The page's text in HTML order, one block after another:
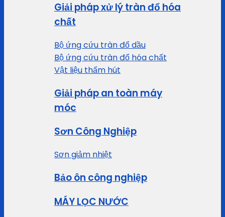
Giải pháp xử lý tràn đổ hóa
chất
Bộ ứng cứu tràn đổ dầu
Bộ ứng cứu tràn đổ hóa chất
Vật liệu thấm hút
Giải pháp an toàn máy
móc
Sơn Công Nghiệp
Sơn giảm nhiệt
Bảo ôn công nghiệp
MÁY LỌC NƯỚC